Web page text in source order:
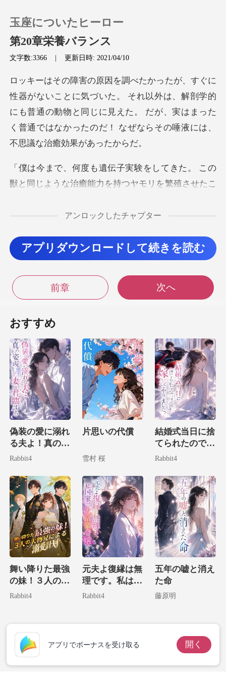
0
チャージ
閲覧履歴
ログアウトします
玉座についたヒーロー
第20章栄養バランス
文字数:3366 |更新日時: 2021/04/10
それ以外は、解剖学的
にも普通の動物と同じに見えた。 だが、実はまった
く普
この獣の唾液は人間の傷をも癒せる。
と、ロッキーは魅了されてしまった。 残念ながら、
彼はこのビーストを元の世界
アンロックしたチャプター
アプリダウンロードして続きを読む
前章 次へ
おすすめ
偽装の愛に溺れ
る夫よ！真の姿
現した妻が君臨
Rabbit4
片思いの代償
雪村 桜
結婚式当日に捨
てられたので、
そいつの宿敵に
た！
Rabbit4
舞い降りた最強
の妹！３人の大
物兄による溺愛
Rabbit4
元夫よ復縁は無
理です。私は国
家一の大富豪令
Rabbit4
五年の嘘と消え
た命
藤原明
アプリでボーナスを受け取る 開く